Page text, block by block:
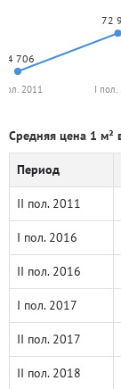
44 706
72
2011 I пол.
Средняя цена 1 м²
Период
II пол. 2011
I пол. 2016
II пол. 2016
I пол. 2017
II пол. 2017
II пол. 2018